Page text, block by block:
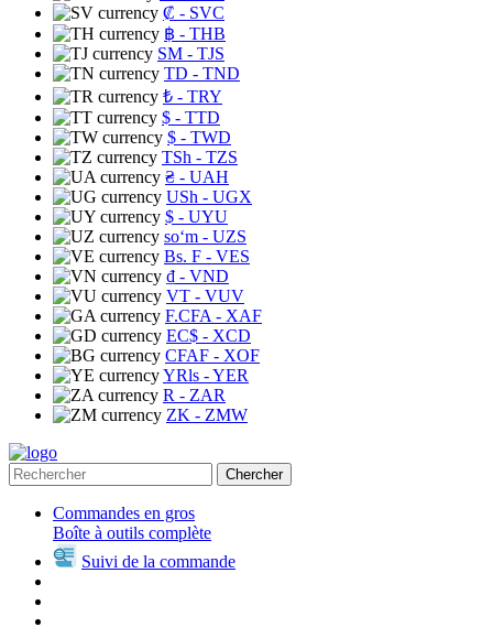
₡ - SVC
฿ - THB
ЅМ - TJS
TD - TND
₺ - TRY
$ - TTD
$ - TWD
TSh - TZS
₴ - UAH
USh - UGX
$ - UYU
soʻm - UZS
Bs. F - VES
₫ - VND
VT - VUV
F.CFA - XAF
EC$ - XCD
CFAF - XOF
YRls - YER
R - ZAR
ZK - ZMW
Chercher
Commandes en gros
Boîte à outils complète
Suivi de la commande